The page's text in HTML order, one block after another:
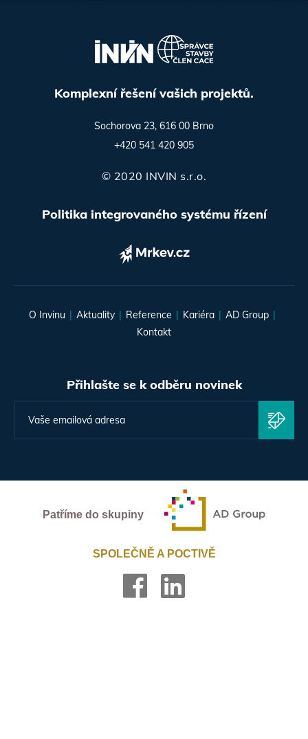
Komplexní řešení vašich projektů.
Sochorova 23, 616 00 Brno
+420 541 420 905
© 2020 INVIN s.r.o.
Politika integrovaného systému řízení
O Invinu Aktuality Reference Kariéra
AD Group
Kontakt
Přihlašte se k odběru novinek
Patříme do skupiny
SPOLEČNĚ A POCTIVĚ